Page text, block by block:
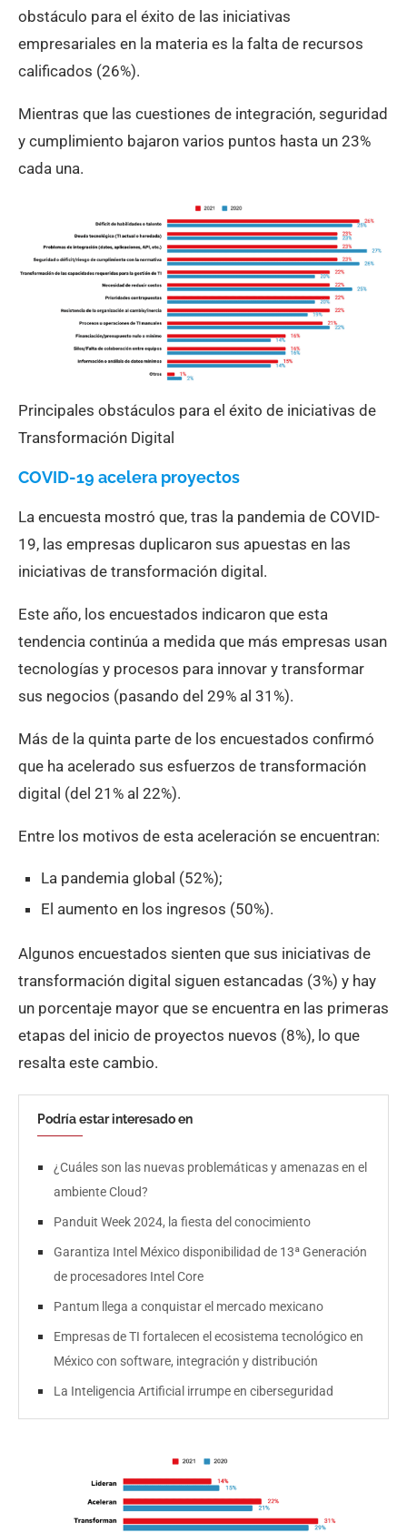
obstáculo para el éxito de las iniciativas
empresariales en la materia es la falta de recursos
calificados (26%).
Mientras que las cuestiones de integración, seguridad
y cumplimiento bajaron varios puntos hasta un 23%
cada una.
Principales obstáculos para el éxito de iniciativas de
Transformación Digital
COVID-19 acelera proyectos
La encuesta mostró que, tras la pandemia de COVID-
19, las empresas duplicaron sus apuestas en las
iniciativas de transformación digital.
Este año, los encuestados indicaron que esta
tendencia continúa a medida que más empresas usan
tecnologías y procesos para innovar y transformar
sus negocios (pasando del 29% al 31%).
Más de la quinta parte de los encuestados confirmó
que ha acelerado sus esfuerzos de transformación
digital (del 21% al 22%).
Entre los motivos de esta aceleración se encuentran:
La pandemia global (52%);
El aumento en los ingresos (50%).
Algunos encuestados sienten que sus iniciativas de
transformación digital siguen estancadas (3%) y hay
un porcentaje mayor que se encuentra en las primeras
etapas del inicio de proyectos nuevos (8%), lo que
resalta este cambio.
Podría estar interesado en
¿Cuáles son las nuevas problemáticas y amenazas en el
ambiente Cloud?
Panduit Week 2024, la fiesta del conocimiento
Garantiza Intel México disponibilidad de 13ª Generación
de procesadores Intel Core
Pantum llega a conquistar el mercado mexicano
Empresas de TI fortalecen el ecosistema tecnológico en
México con software, integración y distribución
La Inteligencia Artificial irrumpe en ciberseguridad